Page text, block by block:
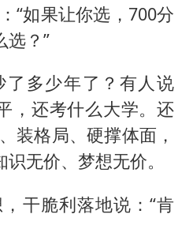
“如果让你选，700分
选？”
多少年了？有人说
，还考什么大学。还
装格局、硬撑体面，
无价、梦想无价。
干脆利落地说：“肯